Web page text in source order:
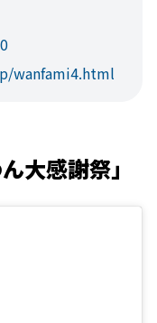
wanfami4.html
大感謝祭」